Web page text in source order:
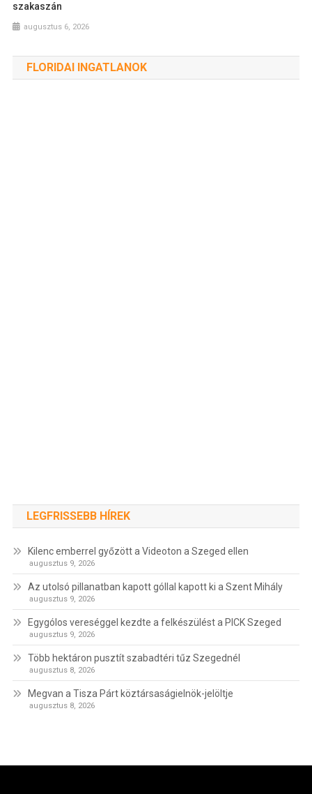
szakaszán
augusztus 6, 2026
FLORIDAI INGATLANOK
LEGFRISSEBB HÍREK
Kilenc emberrel győzött a Videoton a Szeged ellen
augusztus 9, 2026
Az utolsó pillanatban kapott góllal kapott ki a Szent Mihály
augusztus 9, 2026
Egygólos vereséggel kezdte a felkészülést a PICK Szeged
augusztus 9, 2026
Több hektáron pusztít szabadtéri tűz Szegednél
augusztus 8, 2026
Megvan a Tisza Párt köztársaságielnök-jelöltje
augusztus 8, 2026